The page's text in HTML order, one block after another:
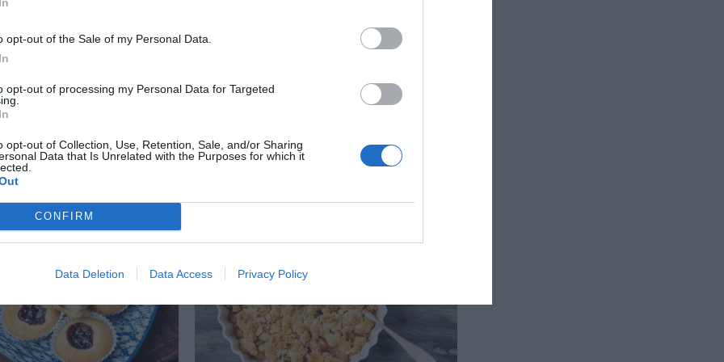
opt-out of the Sale of my Personal Data.
opt-out of processing my Personal Data for Targeted
opt-out of Collection, Use, Retention, Sale, and/or Sharing
Data that Is Unrelated with the Purposes for which it
CONFIRM
Data Deletion Data Access Privacy Policy
melon och björnbär
med lättvispad grädde
En slags
Björnbärsfool
vispad grädde blandad med
RECEPT